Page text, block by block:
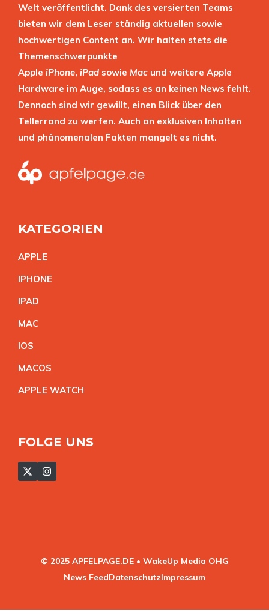
Welt veröffentlicht. Dank des versierten Teams
bieten wir dem Leser ständig aktuellen sowie
hochwertigen Content an. Wir halten stets die
Themenschwerpunkte
Apple iPhone, iPad sowie Mac und weitere Apple
Hardware im Auge, sodass es an keinen News fehlt.
Dennoch sind wir gewillt, einen Blick über den
Tellerrand zu werfen. Auch an exklusiven Inhalten
und phänomenalen Fakten mangelt es nicht.
KATEGORIEN
APPLE
IPHONE
IPAD
MAC
IOS
MACOS
APPLE WATCH
FOLGE UNS
© 2025 APFELPAGE.DE • WakeUp Media OHG
News FeedDatenschutzImpressum